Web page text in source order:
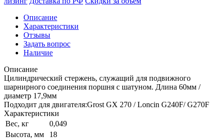
Описание
Характеристики
Отзывы
Задать вопрос
Наличие
Описание
Цилиндрический стержень, служащий для подвижного
шарнирного соединения поршня с шатуном. Длина 60мм /
диаметр 17,9мм
Подходит для двигателя:Grost GX 270 / Loncin G240F/ G270F
Характеристики
Вес, кг
0,049
Высота, мм
18